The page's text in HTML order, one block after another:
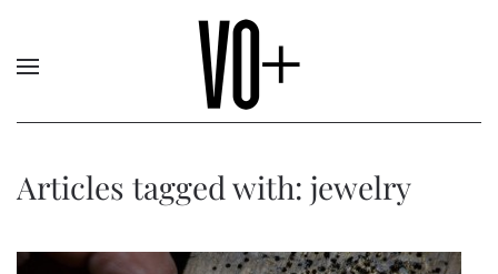
Articles tagged with: jewelry